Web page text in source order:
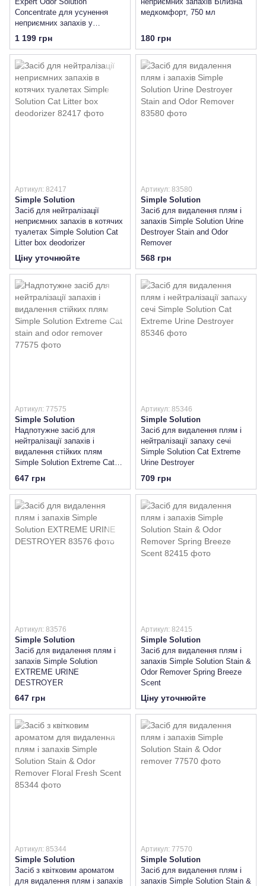
Concentrate для усунення
неприємних запахів у
притулках для тварин
1 199 грн
медкомфорт, 750 мл
180 грн
Артикул: 82417
Simple Solution
Засіб для нейтралізації
неприємних запахів в котячих
туалетах Simple Solution Cat
Litter box deodorizer
Ціну уточнюйте
Артикул: 83580
Simple Solution
Засіб для видалення плям і
запахів Simple Solution Urine
Destroyer Stain and Odor
Remover
568 грн
Артикул: 77575
Simple Solution
Надпотужне засіб для
нейтралізації запахів і
видалення стійких плям
Simple Solution Extreme Cat
stain and odor remover
647 грн
Артикул: 85346
Simple Solution
Засіб для видалення плям і
нейтралізації запаху сечі
Simple Solution Cat Extreme
Urine Destroyer
709 грн
Артикул: 83576
Simple Solution
Засіб для видалення плям і
запахів Simple Solution
EXTREME URINE
DESTROYER
647 грн
Артикул: 82415
Simple Solution
Засіб для видалення плям і
запахів Simple Solution Stain &
Odor Remover Spring Breeze
Scent
Ціну уточнюйте
Артикул: 85344
Simple Solution
Засіб з квітковим ароматом
для видалення плям і запахів
Артикул: 77570
Simple Solution
Засіб для видалення плям і
запахів Simple Solution Stain &